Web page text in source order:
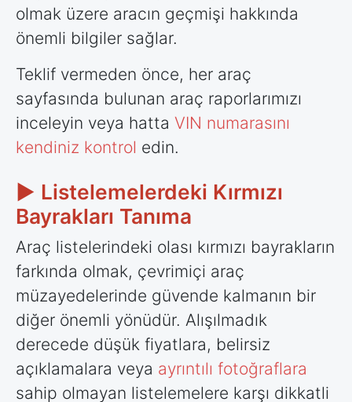
olmak üzere aracın geçmişi hakkında
önemli bilgiler sağlar.
Teklif vermeden önce, her araç
sayfasında bulunan araç raporlarımızı
inceleyin veya hatta VIN numarasını
kendiniz kontrol edin.
► Listelemelerdeki Kırmızı
Bayrakları Tanıma
Araç listelerindeki olası kırmızı bayrakların
farkında olmak, çevrimiçi araç
müzayedelerinde güvende kalmanın bir
diğer önemli yönüdür. Alışılmadık
derecede düşük fiyatlara, belirsiz
açıklamalara veya ayrıntılı fotoğraflara
sahip olmayan listelemelere karşı dikkatli